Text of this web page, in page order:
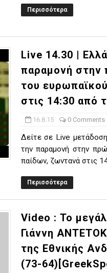
Περισσότερα
Live 14.30 |
παραμονή στην
του
στις 14:30 από
16.8.15 0 Comments
Δείτε σε Live
την παραμονή στην
παίδων, ζωντανά στις
Περισσότερα
Video : Το
Γιάννη
της Εθνικής
(73-